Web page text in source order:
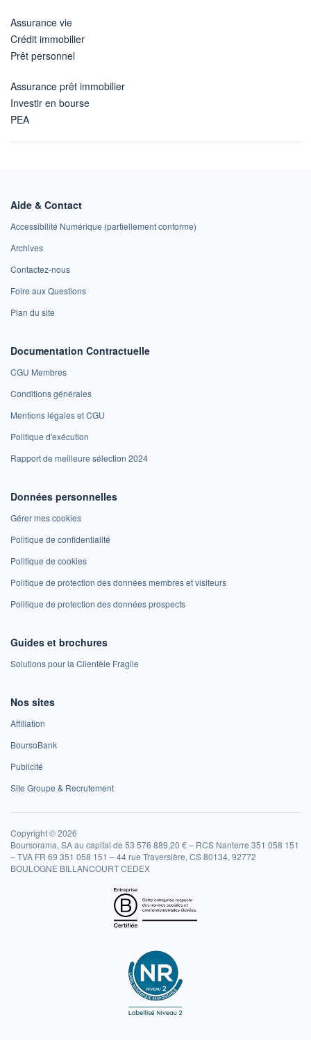
Assurance vie
Crédit immobilier
Prêt personnel
Assurance prêt immobilier
Investir en bourse
PEA
Aide & Contact
Accessibilité Numérique (partiellement conforme)
Archives
Contactez-nous
Foire aux Questions
Plan du site
Documentation Contractuelle
CGU Membres
Conditions générales
Mentions légales et CGU
Politique d'exécution
Rapport de meilleure sélection 2024
Données personnelles
Gérer mes cookies
Politique de confidentialité
Politique de cookies
Politique de protection des données membres et visiteurs
Politique de protection des données prospects
Guides et brochures
Solutions pour la Clientèle Fragile
Nos sites
Affiliation
BoursoBank
Publicité
Site Groupe & Recrutement
Copyright © 2026
Boursorama, SA au capital de 53 576 889,20 € – RCS Nanterre 351 058 151
– TVA FR 69 351 058 151 – 44 rue Traversière, CS 80134, 92772
BOULOGNE BILLANCOURT CEDEX